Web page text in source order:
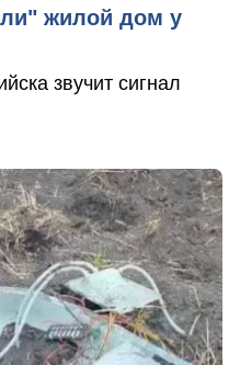
жилой дом у
звучит сигнал